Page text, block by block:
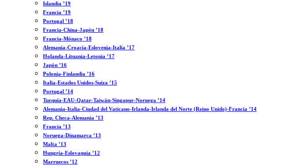
Islandia ’19
Francia ’19
Portugal ’18
Francia-China-Japón ’18
Francia-Mónaco ’18
Alemania-Croacia-Eslovenia-Italia ’17
Holanda-Lituania-Letonia ’17
Japón ’16
Polonia-Finlandia ’16
Italia-Estados Unidos-Suiza ’15
Portugal ’14
Turquía-EAU-Qatar-Taiwán-Singapur-Noruega ’14
Alemania-Italia-Ciudad del Vaticano-Irlanda-Irlanda del Norte (Reino Unido)-Francia ’14
Rep. Checa-Alemania ’13
Francia ’13
Noruega-Dinamarca ’13
Malta ’13
Hungría-Eslovaquia ’12
Marruecos ’12